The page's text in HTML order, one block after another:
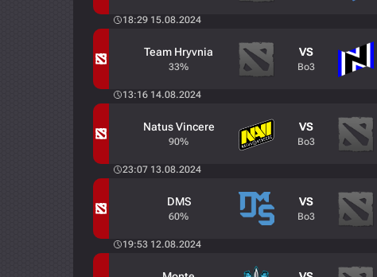
18:29 15.08.2024
Team Hryvnia
33%
VS
Bo3
13:16 14.08.2024
Natus Vincere
90%
VS
Bo3
23:07 13.08.2024
DMS
60%
VS
Bo3
19:53 12.08.2024